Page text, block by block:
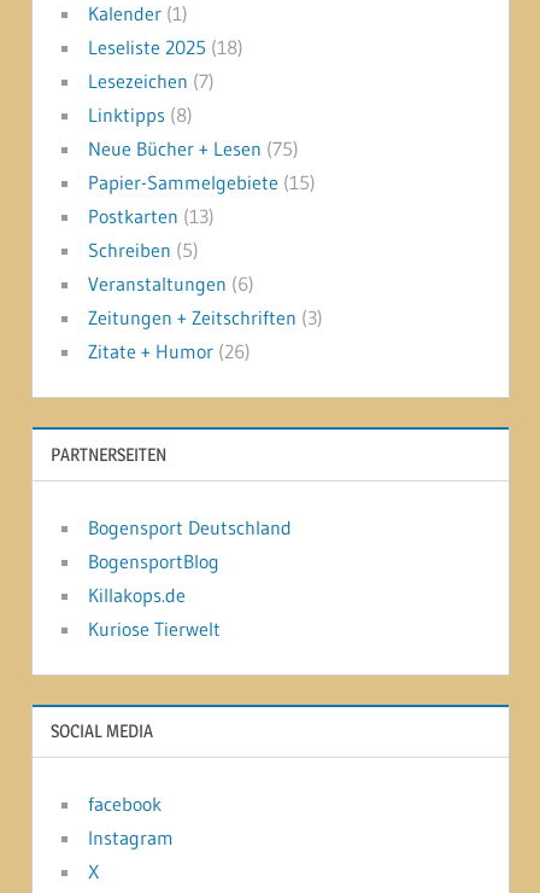
Kalender(1)
Leseliste 2025 (18)
Lesezeichen (7)
Linktipps(8)
Neue Bücher + Lesen (75)
Papier-Sammelgebiete (15)
Postkarten (13)
Schreiben (5)
Veranstaltungen (6)
Zeitungen + Zeitschriften (3)
Zitate + Humor(26)
PARTNERSEITEN
Bogensport Deutschland
BogensportBlog
Killakops.de
Kuriose Tierwelt
SOCIAL MEDIA
facebook
Instagram
X